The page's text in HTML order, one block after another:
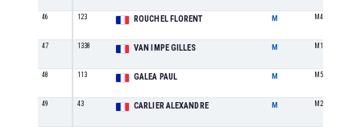
46 123 ROUCHEL FLORENT M M4
47 1338 VAN IMPE GILLES M M1
48 113 GALEA PAUL M M5
49 43 CARLIER ALEXANDRE M M2